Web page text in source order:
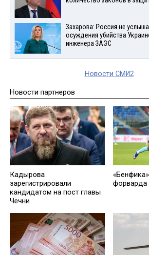
Захарова: Россия не
осуждения убийства
инженера ЗАЭС
Новости СМИ2
Новости партнеров
Кадырова
зарегистрировали
кандидатом на пост главы
Чечни
форварда